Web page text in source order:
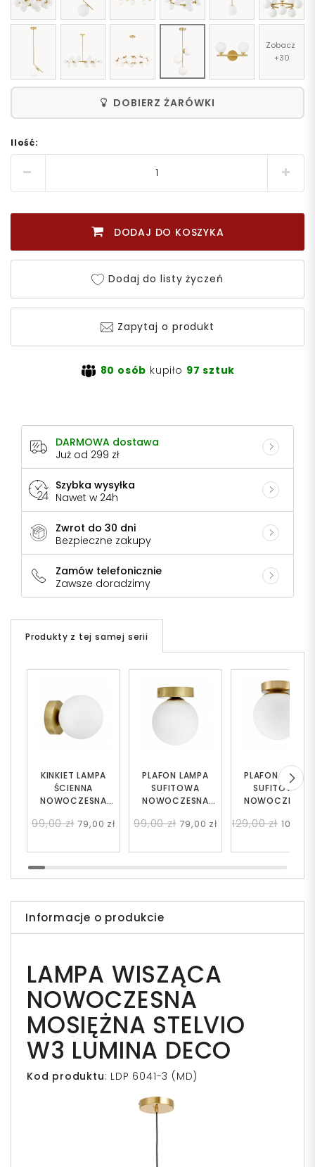
Zobacz
+30
DOBIERZ ŻARÓWKI
Ilość:
DODAJ DO KOSZYKA
Dodaj do listy życzeń
Zapytaj o produkt
80 osób kupiło 97 sztuk
DARMOWA dostawa
Już od 299 zł
Szybka wysyłka
Nawet w 24h
Zwrot do 30 dni
Bezpieczne zakupy
Zamów telefonicznie
Zawsze doradzimy
Produkty z tej samej serii
KINKIET LAMPA
ŚCIENNA
NOWOCZESNA
KULA MARSIADA W1
99,00 zł 79,00 zł
PLAFON LAMPA
SUFITOWA
NOWOCZESNA
KULA MARSIADA W1
99,00 zł 79,00 zł
PLAFON LAMPA
SUFITOWA
NOWOCZESNA
KULA FREDICA
129,00 zł 109,00
Informacje o produkcie
LAMPA WISZĄCA
NOWOCZESNA
MOSIĘŻNA STELVIO
W3 LUMINA DECO
Kod produktu: LDP 6041-3 (MD)